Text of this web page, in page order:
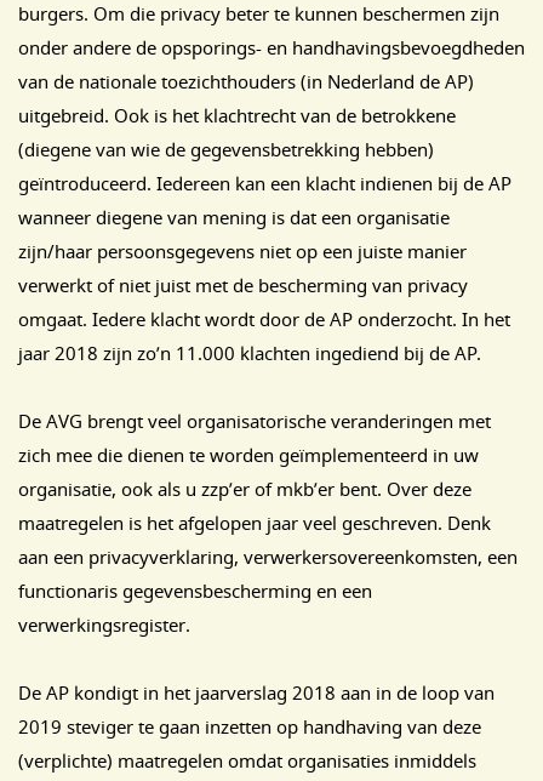
burgers. Om die privacy beter te kunnen beschermen zijn
onder andere de opsporings- en handhavingsbevoegdheden
van de nationale toezichthouders (in Nederland de AP)
uitgebreid. Ook is het klachtrecht van de betrokkene
(diegene van wie de gegevensbetrekking hebben)
geïntroduceerd. Iedereen kan een klacht indienen bij de AP
wanneer diegene van mening is dat een organisatie
zijn/haar persoonsgegevens niet op een juiste manier
verwerkt of niet juist met de bescherming van privacy
omgaat. Iedere klacht wordt door de AP onderzocht. In het
jaar 2018 zijn zo’n 11.000 klachten ingediend bij de AP.
De AVG brengt veel organisatorische veranderingen met
zich mee die dienen te worden geïmplementeerd in uw
organisatie, ook als u zzp’er of mkb’er bent. Over deze
maatregelen is het afgelopen jaar veel geschreven. Denk
aan een privacyverklaring, verwerkersovereenkomsten, een
functionaris gegevensbescherming en een
verwerkingsregister.
De AP kondigt in het jaarverslag 2018 aan in de loop van
2019 steviger te gaan inzetten op handhaving van deze
(verplichte) maatregelen omdat organisaties inmiddels